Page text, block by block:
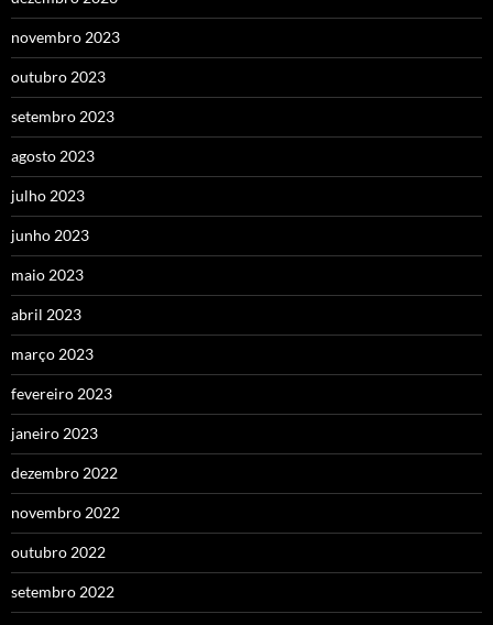
novembro 2023
outubro 2023
setembro 2023
agosto 2023
julho 2023
junho 2023
maio 2023
abril 2023
março 2023
fevereiro 2023
janeiro 2023
dezembro 2022
novembro 2022
outubro 2022
setembro 2022